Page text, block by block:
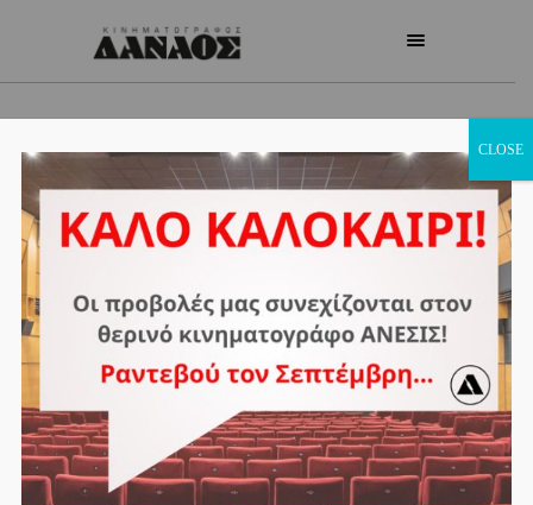
CLOSE